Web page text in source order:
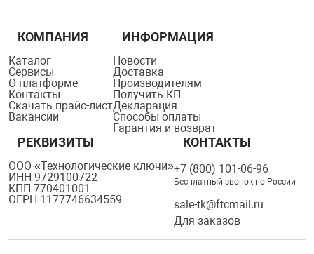
КОМПАНИЯ
Каталог
Сервисы
О платформе
Контакты
Скачать прайс-лист
Вакансии
ИНФОРМАЦИЯ
Новости
Доставка
Производителям
Получить КП
Декларация
Способы оплаты
Гарантия и возврат
РЕКВИЗИТЫ
ООО «Технологические ключи»
ИНН 9729100722
КПП 770401001
ОГРН 1177746634559
КОНТАКТЫ
+7 (800) 101-06-96
Бесплатный звонок по России
sale-tk@ftcmail.ru
Для заказов